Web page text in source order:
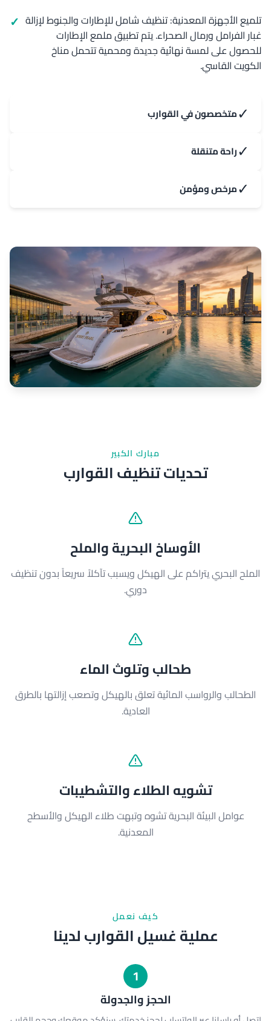
تلميع الأجهزة المعدنية: تنظيف شامل للإطارات والجنوط لإزالة
غبار الفرامل ورمال الصحراء. يتم تطبيق ملمع الإطارات
للحصول على لمسة نهائية جديدة ومحمية تتحمل مناخ
الكويت القاسي.
✓متخصصون في القوارب
✓راحة متنقلة
✓مرخص ومؤمن
مبارك الكبير
تحديات تنظيف القوارب
الأوساخ البحرية والملح
الملح البحري يتراكم على الهيكل ويسبب تآكلاً سريعاً بدون تنظيف
دوري.
طحالب وتلوث الماء
الطحالب والرواسب المائية تعلق بالهيكل وتصعب إزالتها بالطرق
العادية.
تشويه الطلاء والتشطيبات
عوامل البيئة البحرية تشوه وتبهت طلاء الهيكل والأسطح
المعدنية.
كيف نعمل
عملية غسيل القوارب لدينا
1
الحجز والجدولة